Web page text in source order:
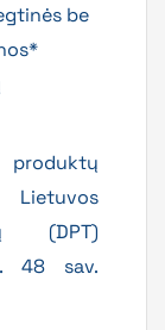
be
Lietuvos
(DPT)
48 sav.